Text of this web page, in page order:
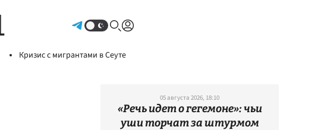
Кризис с мигрантами в Сеуте
05 августа 2026, 18:10
«Речь идет о гегемоне»: чьи
уши торчат за штурмом